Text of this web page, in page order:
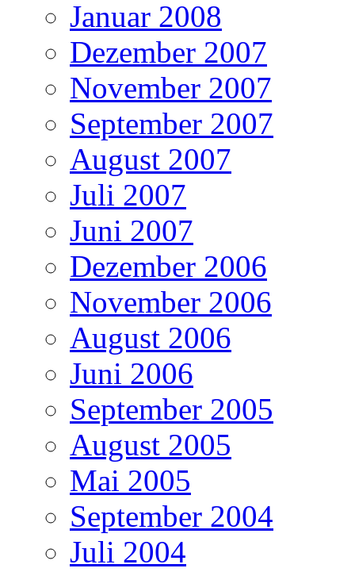
Januar 2008
Dezember 2007
November 2007
September 2007
August 2007
Juli 2007
Juni 2007
Dezember 2006
November 2006
August 2006
Juni 2006
September 2005
August 2005
Mai 2005
September 2004
Juli 2004